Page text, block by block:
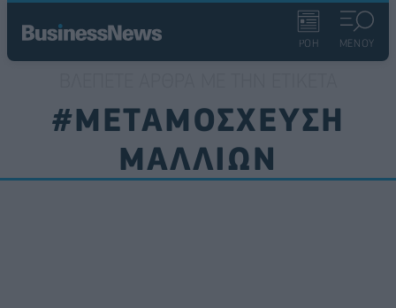
ΡΟΗ ΜΕΝΟΥ
#ΜΕΤΑΜΟΣΧΕΥΣΗ
ΜΑΛΛΙΩΝ